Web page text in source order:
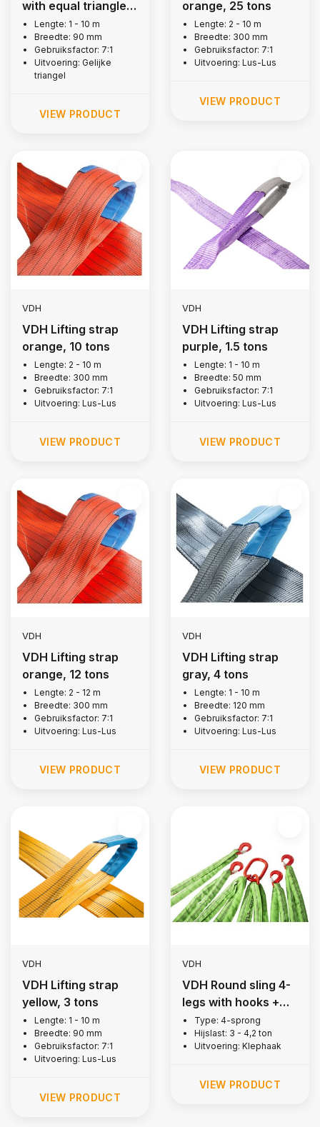
with equal triangle,
3 tons
Lengte: 1 - 10 m
Breedte: 90 mm
Gebruiksfactor: 7:1
Uitvoering: Gelijke
triangel
VIEW PRODUCT
orange, 25 tons
Lengte: 2 - 10 m
Breedte: 300 mm
Gebruiksfactor: 7:1
Uitvoering: Lus-Lus
VIEW PRODUCT
VDH
VDH Lifting strap
orange, 10 tons
Lengte: 2 - 10 m
Breedte: 300 mm
Gebruiksfactor: 7:1
Uitvoering: Lus-Lus
VIEW PRODUCT
VDH
VDH Lifting strap
purple, 1.5 tons
Lengte: 1 - 10 m
Breedte: 50 mm
Gebruiksfactor: 7:1
Uitvoering: Lus-Lus
VIEW PRODUCT
VDH
VDH Lifting strap
orange, 12 tons
Lengte: 2 - 12 m
Breedte: 300 mm
Gebruiksfactor: 7:1
Uitvoering: Lus-Lus
VIEW PRODUCT
VDH
VDH Lifting strap
gray, 4 tons
Lengte: 1 - 10 m
Breedte: 120 mm
Gebruiksfactor: 7:1
Uitvoering: Lus-Lus
VIEW PRODUCT
VDH
VDH Lifting strap
yellow, 3 tons
Lengte: 1 - 10 m
Breedte: 90 mm
Gebruiksfactor: 7:1
Uitvoering: Lus-Lus
VIEW PRODUCT
VDH
VDH Round sling 4-
legs with hooks +
latch, 3 ton
Type: 4-sprong
Hijslast: 3 - 4,2 ton
Uitvoering: Klephaak
VIEW PRODUCT